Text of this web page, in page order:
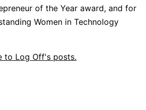
of the Year award, and for
Women in Technology
to Log Off's posts.